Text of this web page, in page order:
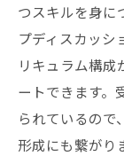
つスキルを身に
プディスカッシ
リキュラム構
ートできます。
られているので
形成にも繋がり